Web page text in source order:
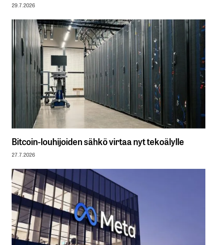
29.7.2026
Bitcoin-louhijoiden sähkö virtaa nyt tekoälylle
27.7.2026